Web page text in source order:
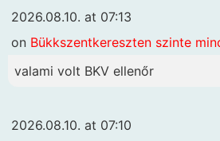
2026.08.10. at 07:13
on Bükkszentkereszten szinte
valami volt BKV ellenőr
2026.08.10. at 07:10